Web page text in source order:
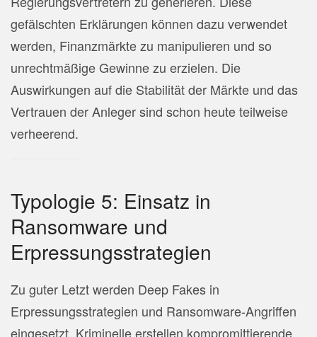
gefälschten Erklärungen können dazu verwendet
werden, Finanzmärkte zu manipulieren und so
unrechtmäßige Gewinne zu erzielen. Die
Auswirkungen auf die Stabilität der Märkte und das
Vertrauen der Anleger sind schon heute teilweise
verheerend.
Typologie 5: Einsatz in
Ransomware und
Erpressungsstrategien
Zu guter Letzt werden Deep Fakes in
Erpressungsstrategien und Ransomware-Angriffen
eingesetzt. Kriminelle erstellen kompromittierende